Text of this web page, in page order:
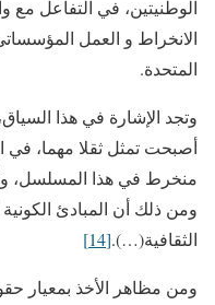
الوطنيتين، في التفاعل مع
الانخراط و العمل
المتحدة.
وتجد الإشارة في هذا
أصبحت تمثل ثقلا مهما، في
منخرط في هذا المسلسل،
ومن ذلك أن المبادئ
الثقافية(…).[14]
ومن مظاهر الأخذ بمعيار